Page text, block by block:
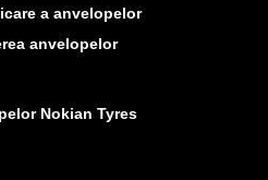
a anvelopelor
anvelopelor
Nokian Tyres